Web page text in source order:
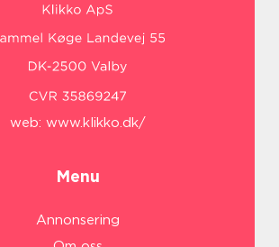
web: www.klikko.dk/
Menu
Annonsering